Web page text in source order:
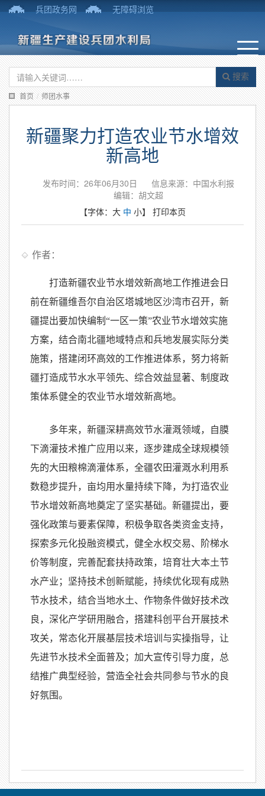
兵团政务网 无障碍浏览
搜索
首页 / 师团水事
新疆聚力打造农业节水增效
新高地
发布时间：26年06月30日
信息来源：中国水利报
编辑：胡文超
【字体： 大 中 小】 打印本页
作者：
打造新疆农业节水增效新高地工作推进会日
前在新疆维吾尔自治区塔城地区沙湾市召开，新
疆提出要加快编制“一区一策”农业节水增效实施
方案，结合南北疆地域特点和兵地发展实际分类
施策，搭建闭环高效的工作推进体系，努力将新
疆打造成节水水平领先、综合效益显著、制度政
策体系健全的农业节水增效新高地。
多年来，新疆深耕高效节水灌溉领域，自膜
下滴灌技术推广应用以来，逐步建成全球规模领
先的大田粮棉滴灌体系，全疆农田灌溉水利用系
数稳步提升，亩均用水量持续下降，为打造农业
节水增效新高地奠定了坚实基础。新疆提出，要
强化政策与要素保障，积极争取各类资金支持，
探索多元化投融资模式，健全水权交易、阶梯水
价等制度，完善配套扶持政策，培育壮大本土节
水产业；坚持技术创新赋能，持续优化现有成熟
节水技术，结合当地水土、作物条件做好技术改
良，深化产学研用融合，搭建科创平台开展技术
攻关，常态化开展基层技术培训与实操指导，让
先进节水技术全面普及；加大宣传引导力度，总
结推广典型经验，营造全社会共同参与节水的良
好氛围。